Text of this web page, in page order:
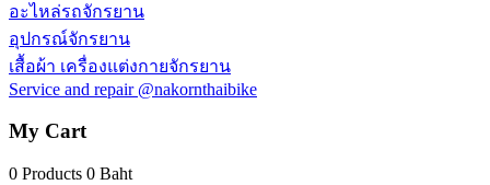
อะไหล่รถจักรยาน
อุปกรณ์จักรยาน
เสื้อผ้า เครื่องแต่งกายจักรยาน
Service and repair @nakornthaibike
My Cart
0 Products 0 Baht